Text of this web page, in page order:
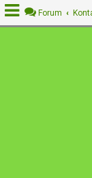
Forum